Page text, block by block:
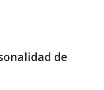
de